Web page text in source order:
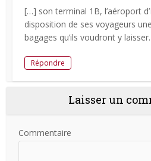
[…] son terminal 1B, l’aéroport
disposition de ses voyageurs
bagages qu’ils voudront y
Répondre
Laisser un
Commentaire